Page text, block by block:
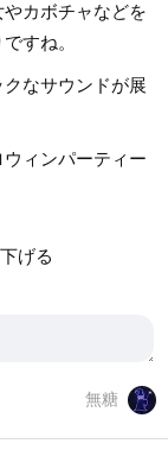
カボチャなどを
すね。
なサウンドが展
ィンパーティー
下げる
無糖